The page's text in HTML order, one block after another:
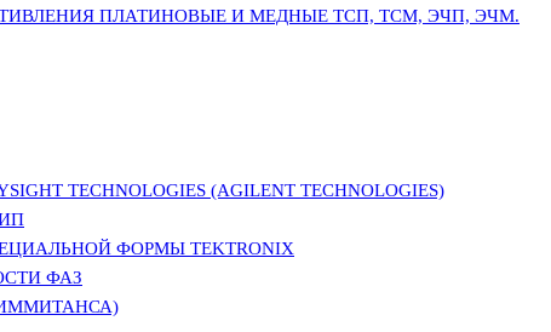
ПЛАТИНОВЫЕ И МЕДНЫЕ ТСП, ТСМ, ЭЧП, ЭЧМ.
TECHNOLOGIES (AGILENT TECHNOLOGIES)
ФОРМЫ TEKTRONIX
ФАЗ